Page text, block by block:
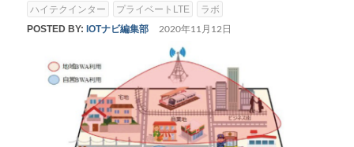
ハイテクインター プライベートLTE
ラボ
POSTED BY: IOTナビ編集部 2020年11月12日